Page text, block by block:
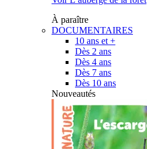
À paraître
DOCUMENTAIRES
10 ans et +
Dès 2 ans
Dès 4 ans
Dès 7 ans
Dès 10 ans
Nouveautés